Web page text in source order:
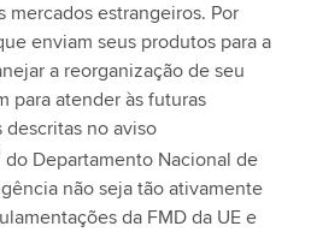
mercados estrangeiros. Por
enviam seus produtos para a
a reorganização de seu
para atender às futuras
descritas no aviso
do Departamento Nacional de
não seja tão ativamente
da FMD da UE e